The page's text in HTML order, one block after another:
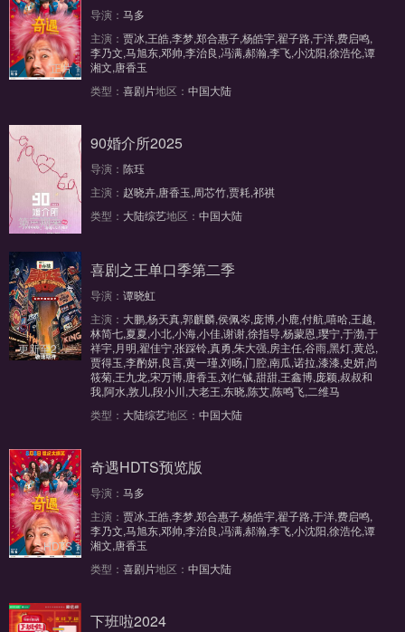
正片
导演： 马多
主演： 贾冰,王皓,李梦,郑合惠子,杨皓宇,翟子路,于洋,费启鸣,
李乃文,马旭东,邓帅,李治良,冯满,郝瀚,李飞,小沈阳,徐浩伦,谭
湘文,唐香玉
类型： 喜剧片地区： 中国大陆
第三期未播完整版
90婚介所2025
导演： 陈珏
主演： 赵晓卉,唐香玉,周芯竹,贾耗,祁祺
类型： 大陆综艺地区： 中国大陆
更新至20250914期
喜剧之王单口季第二季
导演： 谭晓虹
主演： 大鹏,杨天真,郭麒麟,侯佩岑,庞博,小鹿,付航,嘻哈,王越,
林简七,夏夏,小北,小海,小佳,谢谢,徐指导,杨蒙恩,璎宁,于渤,于
祥宇,月明,翟佳宁,张踩铃,真勇,朱大强,房主任,谷雨,黑灯,黄总,
贾得玉,李酌妍,良言,黄一瑾,刘旸,门腔,南瓜,诺拉,漆漆,史妍,尚
筱菊,王九龙,宋万博,唐香玉,刘仁铖,甜甜,王鑫博,庞颖,叔叔和
我,阿水,敦儿,段小川,大老王,东晓,陈艾,陈鸣飞,二维马
类型： 大陆综艺地区： 中国大陆
HDTS
奇遇HDTS预览版
导演： 马多
主演： 贾冰,王皓,李梦,郑合惠子,杨皓宇,翟子路,于洋,费启鸣,
李乃文,马旭东,邓帅,李治良,冯满,郝瀚,李飞,小沈阳,徐浩伦,谭
湘文,唐香玉
类型： 喜剧片地区： 中国大陆
下班啦2024